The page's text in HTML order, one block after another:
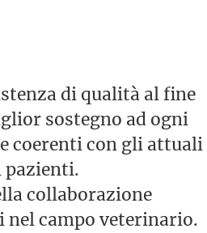
di qualità al fine
sostegno ad ogni
coerenti con gli attuali
pazienti.
collaborazione
campo veterinario.